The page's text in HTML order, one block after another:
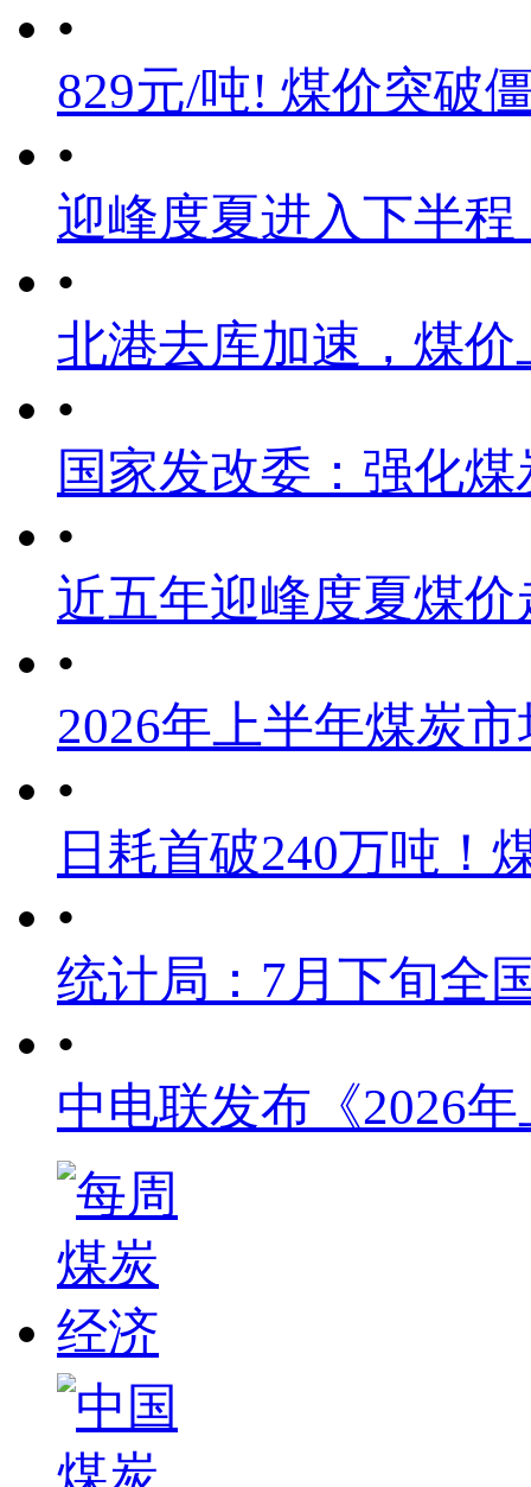
•
829元/吨! 煤价突破
•
迎峰度夏进入下半
•
北港去库加速，煤
•
国家发改委：强化
•
近五年迎峰度夏煤价
•
2026年上半年煤炭
•
日耗首破240万吨！
•
统计局：7月下旬全
•
中电联发布《2026